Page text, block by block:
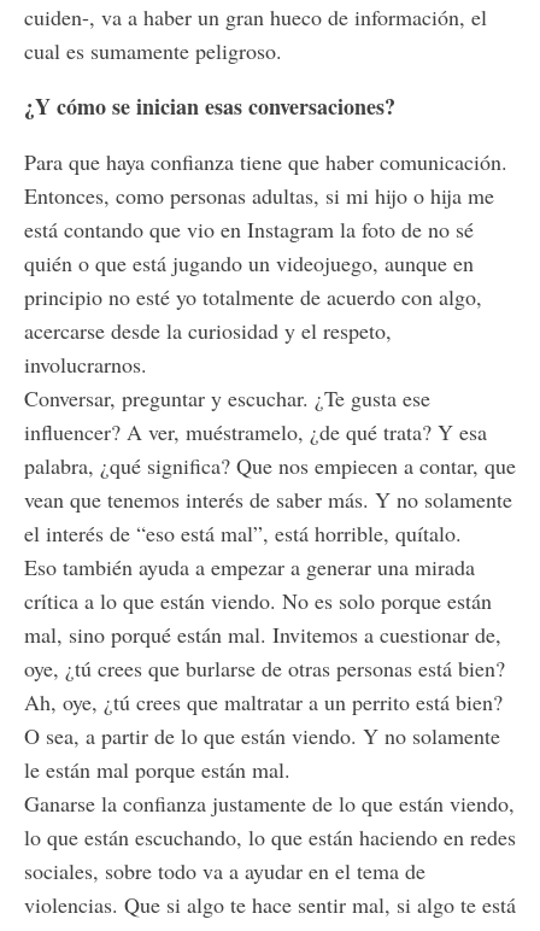
cuiden-, va a haber un gran hueco de información, el
cual es sumamente peligroso.
¿Y cómo se inician esas conversaciones?
Para que haya confianza tiene que haber comunicación.
Entonces, como personas adultas, si mi hijo o hija me
está contando que vio en Instagram la foto de no sé
quién o que está jugando un videojuego, aunque en
principio no esté yo totalmente de acuerdo con algo,
acercarse desde la curiosidad y el respeto,
involucrarnos.
Conversar, preguntar y escuchar. ¿Te gusta ese
influencer? A ver, muéstramelo, ¿de qué trata? Y esa
palabra, ¿qué significa? Que nos empiecen a contar, que
vean que tenemos interés de saber más. Y no solamente
el interés de “eso está mal”, está horrible, quítalo.
Eso también ayuda a empezar a generar una mirada
crítica a lo que están viendo. No es solo porque están
mal, sino porqué están mal. Invitemos a cuestionar de,
oye, ¿tú crees que burlarse de otras personas está bien?
Ah, oye, ¿tú crees que maltratar a un perrito está bien?
O sea, a partir de lo que están viendo. Y no solamente
le están mal porque están mal.
Ganarse la confianza justamente de lo que están viendo,
lo que están escuchando, lo que están haciendo en redes
sociales, sobre todo va a ayudar en el tema de
violencias. Que si algo te hace sentir mal, si algo te está